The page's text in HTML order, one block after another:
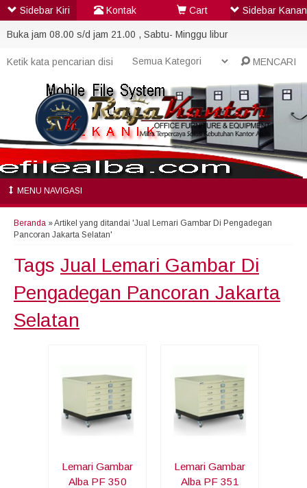
Buka jam 08.00 s/d jam 21.00 , Sabtu- Minggu libur
MENCARI
MENU NAVIGASI
Beranda »Artikel yang ditandai 'Jual Lemari Gambar Di Pengadegan
Pancoran Jakarta Selatan'
Tags Jual Lemari Gambar Di
Pengadegan Pancoran Jakarta
Selatan
Lemari Gambar
Alba PF 350
Lemari Gambar
Alba PF 351
Sidebar Kiri Kontak Cart Sidebar Kanan